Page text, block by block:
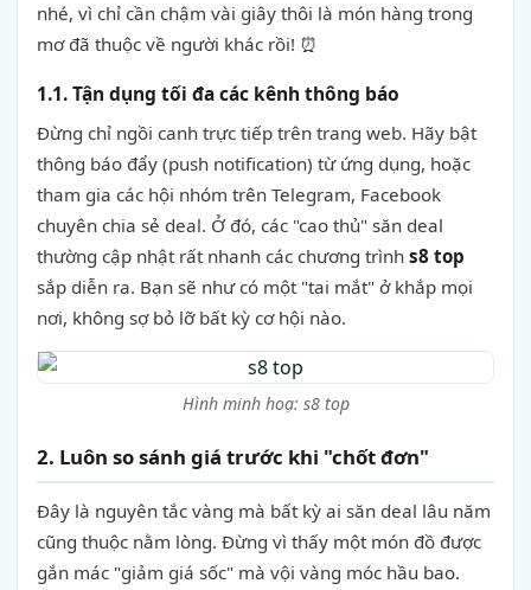
nhé, vì chỉ cần chậm vài giây thôi là món hàng trong
mơ đã thuộc về người khác rồi! ⏰
1.1. Tận dụng tối đa các kênh thông báo
Đừng chỉ ngồi canh trực tiếp trên trang web. Hãy bật
thông báo đẩy (push notification) từ ứng dụng, hoặc
tham gia các hội nhóm trên Telegram, Facebook
chuyên chia sẻ deal. Ở đó, các "cao thủ" săn deal
thường cập nhật rất nhanh các chương trình s8 top
sắp diễn ra. Bạn sẽ như có một "tai mắt" ở khắp mọi
nơi, không sợ bỏ lỡ bất kỳ cơ hội nào.
Hình minh hoạ: s8 top
2. Luôn so sánh giá trước khi "chốt đơn"
Đây là nguyên tắc vàng mà bất kỳ ai săn deal lâu năm
cũng thuộc nằm lòng. Đừng vì thấy một món đồ được
gắn mác "giảm giá sốc" mà vội vàng móc hầu bao.